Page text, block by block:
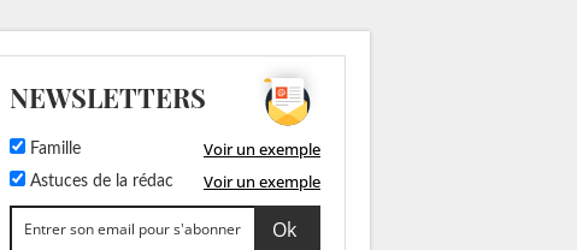
NEWSLETTERS
Famille Voir un exemple
Astuces de la rédac Voir un exemple